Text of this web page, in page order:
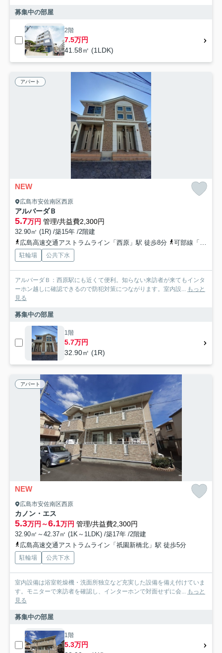
募集中の部屋
2階
7.5万円
41.58㎡ (1LDK)
アパート
NEW
広島市安佐南区西原
アルバーダＢ
5.7万円 管理/共益費2,300円
32.90㎡ (1R) /築15年 /2階建
広島高速交通アストラムライン「西原」駅 徒歩8分
可部線「古市橋」駅 徒歩11分
駐輪場 公共下水
アルバーダＢ：西原駅にも近くて便利。知らない来訪者が来てもインタ
ーホン越しに確認できるので防犯対策につながります。室内設...
もっと
見る
募集中の部屋
1階
5.7万円
32.90㎡ (1R)
アパート
NEW
広島市安佐南区西原
カノン・エス
5.3万円～6.1万円 管理/共益費2,300円
32.90㎡～42.37㎡ (1K～1LDK) /築17年 /2階建
広島高速交通アストラムライン「祇園新橋北」駅 徒歩5分
駐輪場 公共下水
室内設備は浴室乾燥機・洗面所独立など充実した設備を備え付けていま
す。モニターで来訪者を確認し、インターホンで対面せずに会... もっと
見る
募集中の部屋
1階
5.3万円